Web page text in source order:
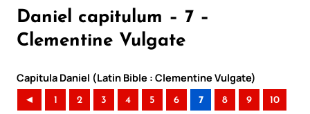
Daniel capitulum – 7 –
Clementine Vulgate
Capitula Daniel (Latin Bible : Clementine Vulgate)
◄ 1 2 3 4 5 6 7 8 9 10